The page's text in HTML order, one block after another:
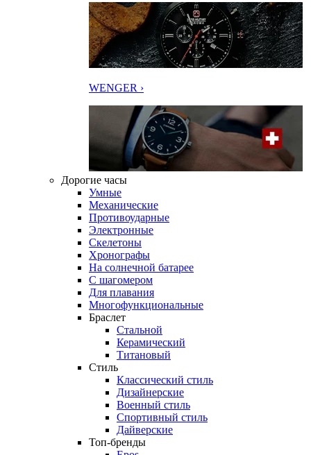
WENGER ›
Дорогие часы
Умные
Механические
Противоударные
Электронные
Скелетоны
Хронографы
На солнечной батарее
С шагомером
Для плавания
Многофункциональные
Браслет
Стальной
Керамический
Титановый
Стиль
Классический стиль
Дизайнерские
Военный стиль
Спортивный стиль
Дайверские
Топ-бренды